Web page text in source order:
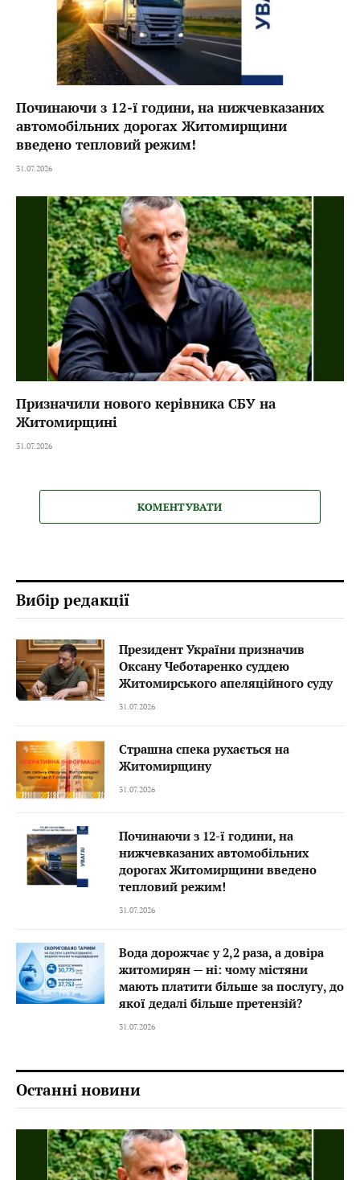
Починаючи з 12-ї години, на нижчевказаних
автомобільних дорогах Житомирщини
введено тепловий режим!
31.07.2026
Призначили нового керівника СБУ на
Житомирщині
31.07.2026
КОМЕНТУВАТИ
Вибір редакції
Президент України призначив
Оксану Чеботаренко суддею
Житомирського апеляційного суду
31.07.2026
Страшна спека рухається на
Житомирщину
31.07.2026
Починаючи з 12-ї години, на
нижчевказаних автомобільних
дорогах Житомирщини введено
тепловий режим!
31.07.2026
Вода дорожчає у 2,2 раза, а довіра
житомирян — ні: чому містяни
мають платити більше за послугу, до
якої дедалі більше претензій?
31.07.2026
Останні новини